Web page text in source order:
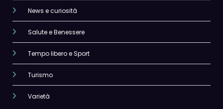
News e curiosità
Salute e Benessere
Tempo libero e Sport
Turismo
Varietà